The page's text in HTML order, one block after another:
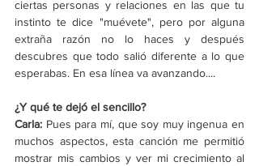
ciertas personas y relaciones en las que tu
instinto te dice "muévete", pero por alguna
extraña razón no lo haces y después
descubres que todo salió diferente a lo que
esperabas. En esa línea va avanzando....
¿Y qué te dejó el sencillo?
Carla: Pues para mí, que soy muy ingenua en
muchos aspectos, esta canción me permitió
mostrar mis cambios y ver mi crecimiento al